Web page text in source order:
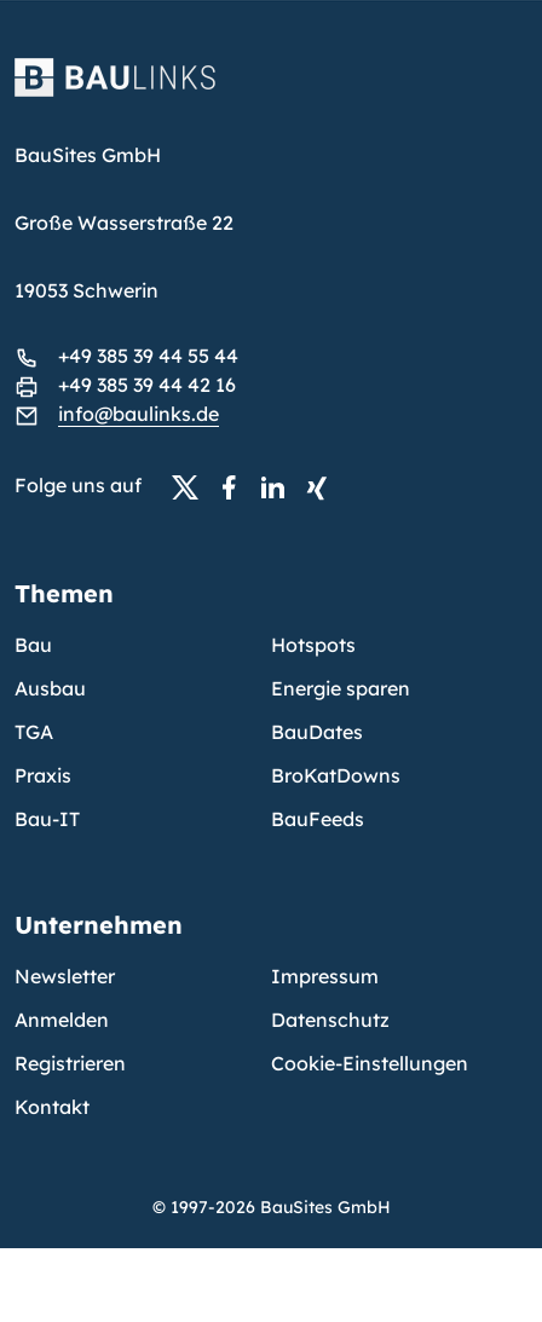
BauSites GmbH
Große Wasserstraße 22
19053 Schwerin
+49 385 39 44 55 44
+49 385 39 44 42 16
info@baulinks.de
Folge uns auf
Themen
Bau
Ausbau
TGA
Praxis
Bau-IT
Hotspots
Energie sparen
BauDates
BroKatDowns
BauFeeds
Unternehmen
Newsletter
Anmelden
Registrieren
Kontakt
Impressum
Datenschutz
Cookie-Einstellungen
© 1997-2026 BauSites GmbH